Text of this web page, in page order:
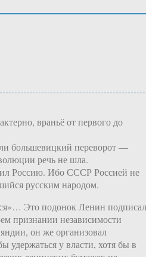
враньё от первого до
большевицкий переворот —
речь не шла.
Россию. Ибо СССР Россией не
русским народом.
Это подонок Ленин подписал
признании независимости
он же организовал
у власти, хотя бы в